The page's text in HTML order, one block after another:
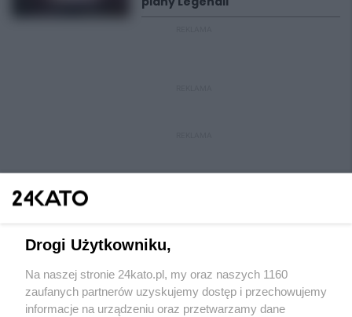
Wydawca mediów lokalnych
Drogi Użytkowniku,
Na naszej stronie 24kato.pl, my oraz naszych 1160
zaufanych partnerów uzyskujemy dostęp i przechowujemy
informacje na urządzeniu oraz przetwarzamy dane